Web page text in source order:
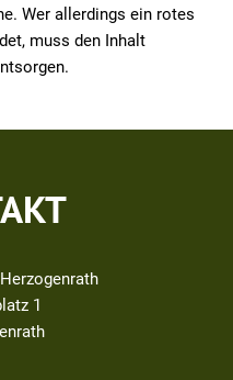
Wer allerdings ein rotes
muss den Inhalt
1